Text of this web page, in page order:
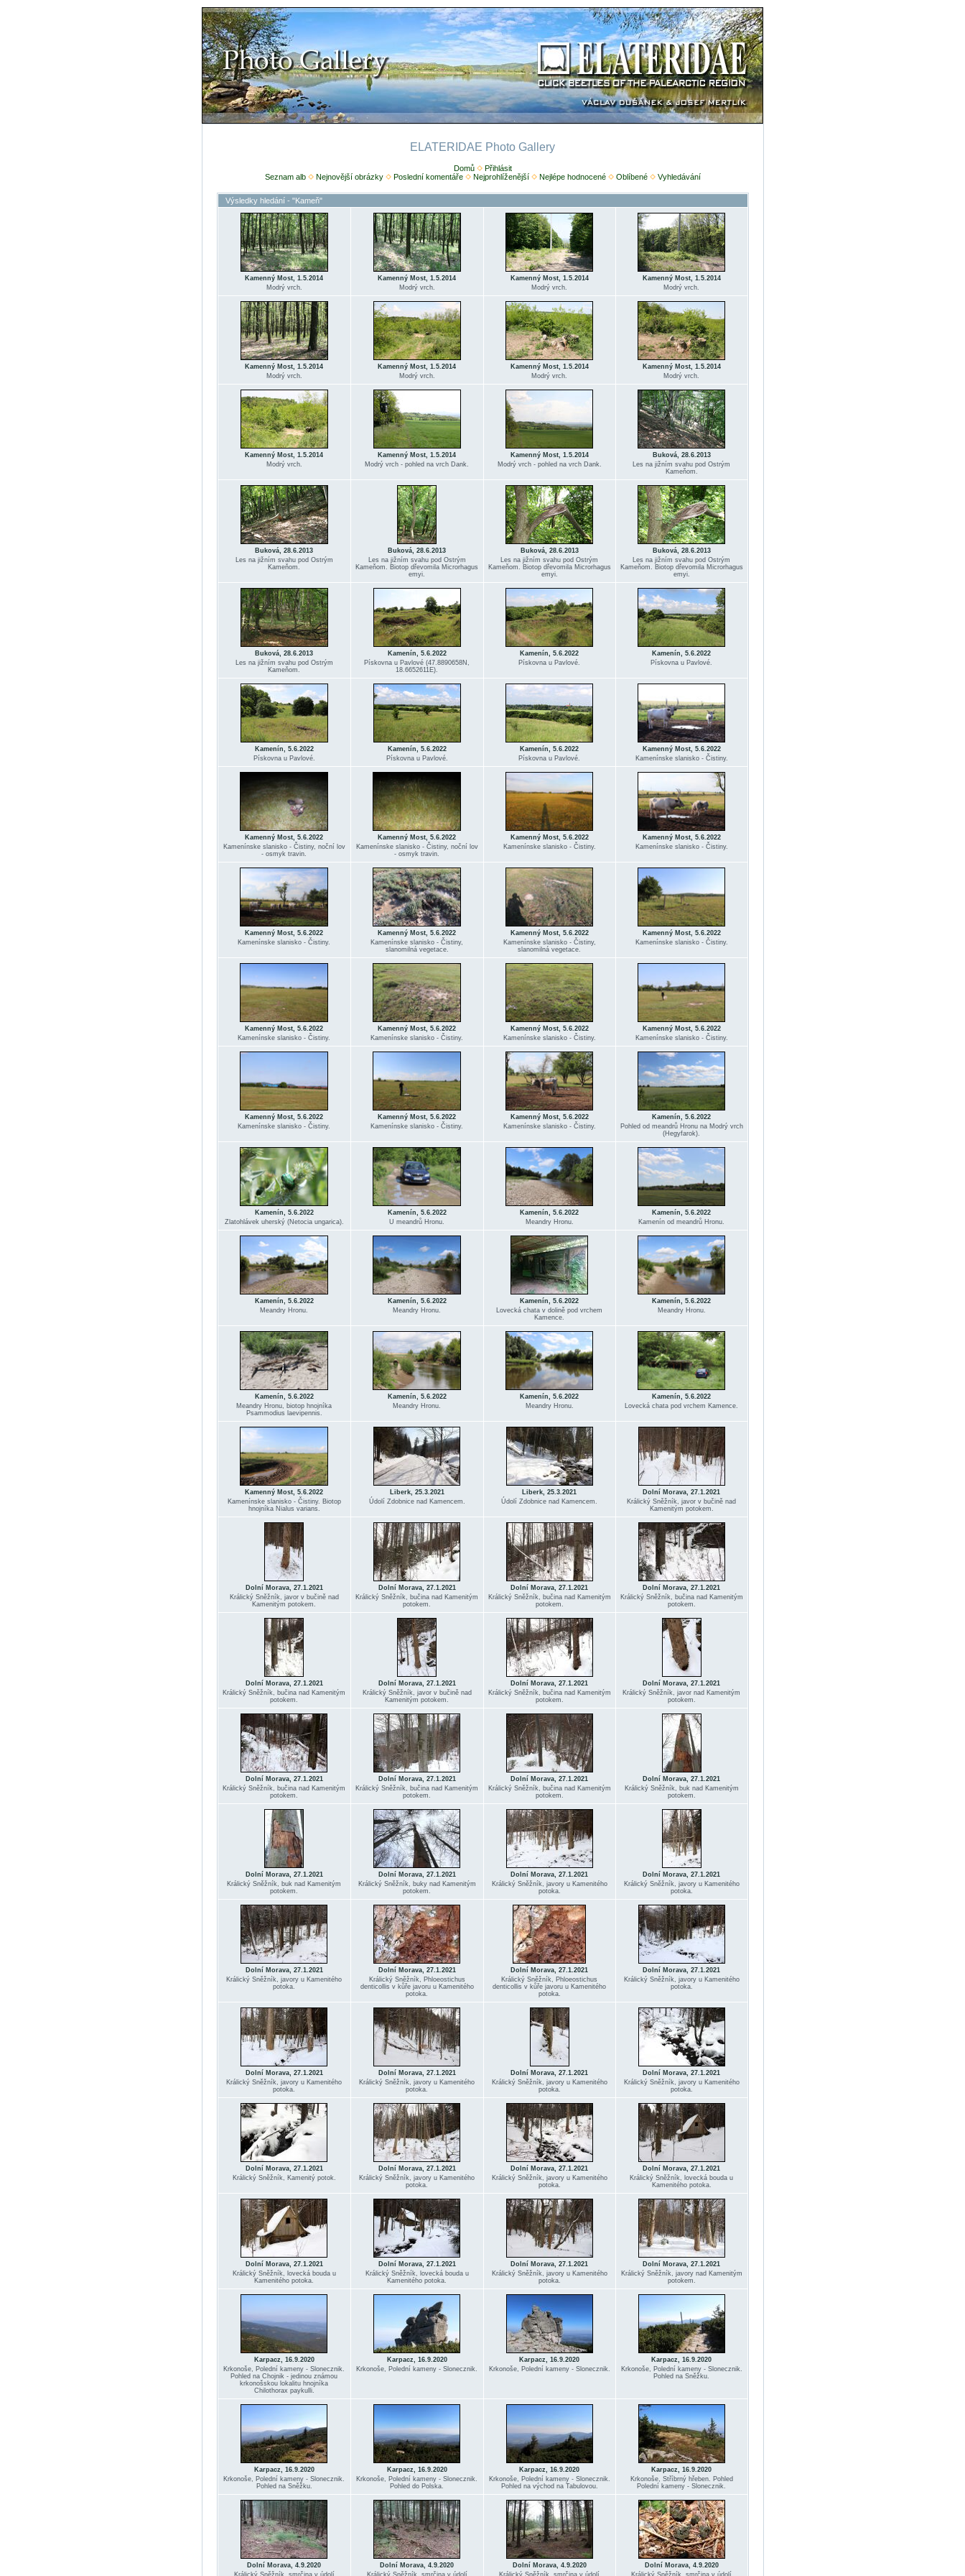
ELATERIDAE Photo Gallery
Domů
Přihlásit
Seznam alb
Nejnovější obrázky Poslední komentáře Nejprohlíženější Nejlépe hodnocené Oblíbené Vyhledávání
Výsledky hledání - "Kameň"
Kamenný Most, 1.5.2014
Modrý vrch.
Kamenný Most, 1.5.2014
Modrý vrch.
Kamenný Most, 1.5.2014
Modrý vrch.
Kamenný Most, 1.5.2014
Modrý vrch.
Kamenný Most, 1.5.2014
Modrý vrch.
Kamenný Most, 1.5.2014
Modrý vrch.
Kamenný Most, 1.5.2014
Modrý vrch.
Kamenný Most, 1.5.2014
Modrý vrch.
Kamenný Most, 1.5.2014
Modrý vrch.
Kamenný Most, 1.5.2014
Modrý vrch - pohled na vrch Dank.
Kamenný Most, 1.5.2014
Modrý vrch - pohled na vrch Dank.
Buková, 28.6.2013
Les na jižním svahu pod Ostrým
Kameňom.
Buková, 28.6.2013
Les na jižním svahu pod Ostrým
Kameňom.
Buková, 28.6.2013
Les na jižním svahu pod Ostrým
Kameňom. Biotop dřevomila Microrhagus
emyi.
Buková, 28.6.2013
Les na jižním svahu pod Ostrým
Kameňom. Biotop dřevomila Microrhagus
emyi.
Buková, 28.6.2013
Les na jižním svahu pod Ostrým
Kameňom. Biotop dřevomila Microrhagus
emyi.
Buková, 28.6.2013
Les na jižním svahu pod Ostrým
Kameňom.
Kamenín, 5.6.2022
Pískovna u Pavlové (47.8890658N,
18.6652611E).
Kamenín, 5.6.2022
Pískovna u Pavlové.
Kamenín, 5.6.2022
Pískovna u Pavlové.
Kamenín, 5.6.2022
Pískovna u Pavlové.
Kamenín, 5.6.2022
Pískovna u Pavlové.
Kamenín, 5.6.2022
Pískovna u Pavlové.
Kamenný Most, 5.6.2022
Kamenínske slanisko - Čistiny.
Kamenný Most, 5.6.2022
Kamenínske slanisko - Čistiny, noční lov
- osmyk travin.
Kamenný Most, 5.6.2022
Kamenínske slanisko - Čistiny, noční lov
- osmyk travin.
Kamenný Most, 5.6.2022
Kamenínske slanisko - Čistiny.
Kamenný Most, 5.6.2022
Kamenínske slanisko - Čistiny.
Kamenný Most, 5.6.2022
Kamenínske slanisko - Čistiny.
Kamenný Most, 5.6.2022
Kamenínske slanisko - Čistiny,
slanomilná vegetace.
Kamenný Most, 5.6.2022
Kamenínske slanisko - Čistiny,
slanomilná vegetace.
Kamenný Most, 5.6.2022
Kamenínske slanisko - Čistiny.
Kamenný Most, 5.6.2022
Kamenínske slanisko - Čistiny.
Kamenný Most, 5.6.2022
Kamenínske slanisko - Čistiny.
Kamenný Most, 5.6.2022
Kamenínske slanisko - Čistiny.
Kamenný Most, 5.6.2022
Kamenínske slanisko - Čistiny.
Kamenný Most, 5.6.2022
Kamenínske slanisko - Čistiny.
Kamenný Most, 5.6.2022
Kamenínske slanisko - Čistiny.
Kamenný Most, 5.6.2022
Kamenínske slanisko - Čistiny.
Kamenín, 5.6.2022
Pohled od meandrů Hronu na Modrý vrch
(Hegyfarok).
Kamenín, 5.6.2022
Zlatohlávek uherský (Netocia ungarica).
Kamenín, 5.6.2022
U meandrů Hronu.
Kamenín, 5.6.2022
Meandry Hronu.
Kamenín, 5.6.2022
Kamenín od meandrů Hronu.
Kamenín, 5.6.2022
Meandry Hronu.
Kamenín, 5.6.2022
Meandry Hronu.
Kamenín, 5.6.2022
Lovecká chata v dolině pod vrchem
Kamence.
Kamenín, 5.6.2022
Meandry Hronu.
Kamenín, 5.6.2022
Meandry Hronu, biotop hnojníka
Psammodius laevipennis.
Kamenín, 5.6.2022
Meandry Hronu.
Kamenín, 5.6.2022
Meandry Hronu.
Kamenín, 5.6.2022
Lovecká chata pod vrchem Kamence.
Kamenný Most, 5.6.2022
Kamenínske slanisko - Čistiny. Biotop
hnojníka Nialus varians.
Liberk, 25.3.2021
Údolí Zdobnice nad Kamencem.
Liberk, 25.3.2021
Údolí Zdobnice nad Kamencem.
Dolní Morava, 27.1.2021
Králický Sněžník, javor v bučině nad
Kamenitým potokem.
Dolní Morava, 27.1.2021
Králický Sněžník, javor v bučině nad
Kamenitým potokem.
Dolní Morava, 27.1.2021
Králický Sněžník, bučina nad Kamenitým
potokem.
Dolní Morava, 27.1.2021
Králický Sněžník, bučina nad Kamenitým
potokem.
Dolní Morava, 27.1.2021
Králický Sněžník, bučina nad Kamenitým
potokem.
Dolní Morava, 27.1.2021
Králický Sněžník, bučina nad Kamenitým
potokem.
Dolní Morava, 27.1.2021
Králický Sněžník, javor v bučině nad
Kamenitým potokem.
Dolní Morava, 27.1.2021
Králický Sněžník, bučina nad Kamenitým
potokem.
Dolní Morava, 27.1.2021
Králický Sněžník, javor nad Kamenitým
potokem.
Dolní Morava, 27.1.2021
Králický Sněžník, bučina nad Kamenitým
potokem.
Dolní Morava, 27.1.2021
Králický Sněžník, bučina nad Kamenitým
potokem.
Dolní Morava, 27.1.2021
Králický Sněžník, bučina nad Kamenitým
potokem.
Dolní Morava, 27.1.2021
Králický Sněžník, buk nad Kamenitým
potokem.
Dolní Morava, 27.1.2021
Králický Sněžník, buk nad Kamenitým
potokem.
Dolní Morava, 27.1.2021
Králický Sněžník, buky nad Kamenitým
potokem.
Dolní Morava, 27.1.2021
Králický Sněžník, javory u Kamenitého
potoka.
Dolní Morava, 27.1.2021
Králický Sněžník, javory u Kamenitého
potoka.
Dolní Morava, 27.1.2021
Králický Sněžník, javory u Kamenitého
potoka.
Dolní Morava, 27.1.2021
Králický Sněžník, Phloeostichus
denticollis v kůře javoru u Kamenitého
potoka.
Dolní Morava, 27.1.2021
Králický Sněžník, Phloeostichus
denticollis v kůře javoru u Kamenitého
potoka.
Dolní Morava, 27.1.2021
Králický Sněžník, javory u Kamenitého
potoka.
Dolní Morava, 27.1.2021
Králický Sněžník, javory u Kamenitého
potoka.
Dolní Morava, 27.1.2021
Králický Sněžník, javory u Kamenitého
potoka.
Dolní Morava, 27.1.2021
Králický Sněžník, javory u Kamenitého
potoka.
Dolní Morava, 27.1.2021
Králický Sněžník, javory u Kamenitého
potoka.
Dolní Morava, 27.1.2021
Králický Sněžník, Kamenitý potok.
Dolní Morava, 27.1.2021
Králický Sněžník, javory u Kamenitého
potoka.
Dolní Morava, 27.1.2021
Králický Sněžník, javory u Kamenitého
potoka.
Dolní Morava, 27.1.2021
Králický Sněžník, lovecká bouda u
Kamenitého potoka.
Dolní Morava, 27.1.2021
Králický Sněžník, lovecká bouda u
Kamenitého potoka.
Dolní Morava, 27.1.2021
Králický Sněžník, lovecká bouda u
Kamenitého potoka.
Dolní Morava, 27.1.2021
Králický Sněžník, javory u Kamenitého
potoka.
Dolní Morava, 27.1.2021
Králický Sněžník, javory nad Kamenitým
potokem.
Karpacz, 16.9.2020
Krkonoše, Polední kameny - Slonecznik.
Pohled na Chojnik - jedinou známou
krkonošskou lokalitu hnojníka
Chilothorax paykulli.
Karpacz, 16.9.2020
Krkonoše, Polední kameny - Slonecznik.
Karpacz, 16.9.2020
Krkonoše, Polední kameny - Slonecznik.
Karpacz, 16.9.2020
Krkonoše, Polední kameny - Slonecznik.
Pohled na Sněžku.
Karpacz, 16.9.2020
Krkonoše, Polední kameny - Slonecznik.
Pohled na Sněžku.
Karpacz, 16.9.2020
Krkonoše, Polední kameny - Slonecznik.
Pohled do Polska.
Karpacz, 16.9.2020
Krkonoše, Polední kameny - Slonecznik.
Pohled na východ na Tabulovou.
Karpacz, 16.9.2020
Krkonoše, Stříbrný hřeben. Pohled
Polední kameny - Slonecznik.
Dolní Morava, 4.9.2020
Králický Sněžník, smrčina v údolí
Dolní Morava, 4.9.2020
Králický Sněžník, smrčina v údolí
Dolní Morava, 4.9.2020
Králický Sněžník, smrčina v údolí
Dolní Morava, 4.9.2020
Králický Sněžník, smrčina v údolí